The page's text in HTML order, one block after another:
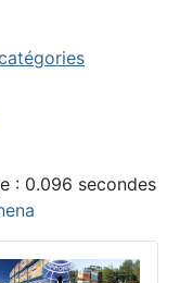
: 0.096 secondes